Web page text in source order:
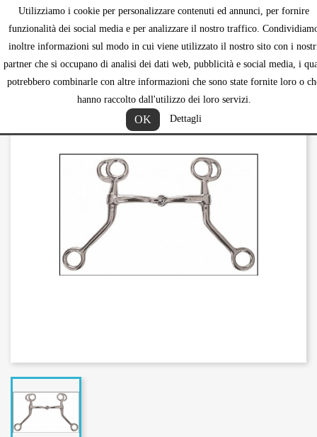
Utilizziamo i cookie per personalizzare contenuti ed annunci, per fornire
funzionalità dei social media e per analizzare il nostro traffico.
inoltre informazioni sul modo in cui viene utilizzato il nostro sito con i
partner che si occupano di analisi dei dati web, pubblicità e social media, i
potrebbero combinarle con altre informazioni che sono state fornite loro o
hanno raccolto dall'utilizzo dei loro servizi.
OK Dettagli
